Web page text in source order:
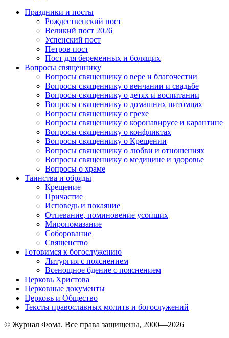
Праздники и посты
Рождественский пост
Великий пост 2026
Успенский пост
Петров пост
Пост для беременных и болящих
Вопросы священнику
Вопросы священнику о вере и благочестии
Вопросы священнику о венчании и свадьбе
Вопросы священнику о детях и воспитании
Вопросы священнику о домашних питомцах
Вопросы священнику о грехе
Вопросы священнику о коронавирусе и карантине
Вопросы священнику о конфликтах
Вопросы священнику о Крещении
Вопросы священнику о любви и отношениях
Вопросы священнику о медицине и здоровье
Вопросы о храме
Таинства и обряды
Крещение
Причастие
Исповедь и покаяние
Отпевание, поминовение усопших
Миропомазание
Соборование
Священство
Готовимся к богослужению
Литургия с пояснением
Всенощное бдение с пояснением
Церковь Христова
Церковные документы
Церковь и Общество
Тексты православных молитв и богослужений
© Журнал Фома. Все права защищены, 2000—2026